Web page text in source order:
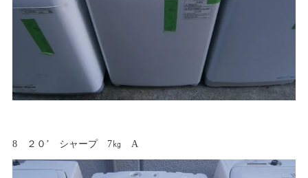
8 ２０’ シャープ 7㎏ A